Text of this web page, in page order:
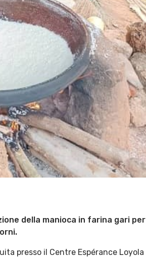
della manioca in farina gari per
presso il Centre Espérance Loyola